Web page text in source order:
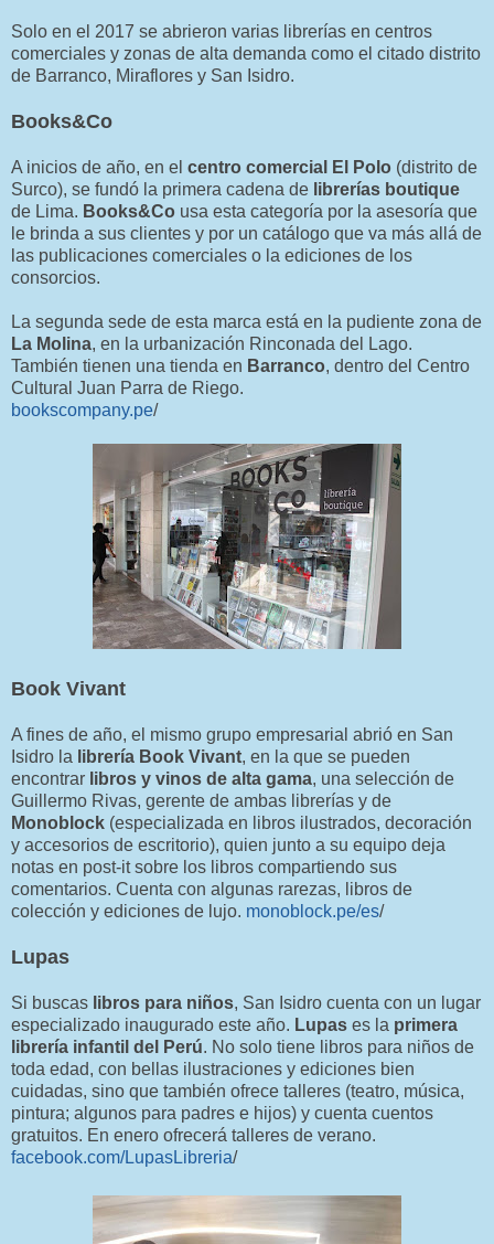
Solo en el 2017 se abrieron varias librerías en centros
comerciales y zonas de alta demanda como el citado distrito
de Barranco, Miraflores y San Isidro.
Books&Co
A inicios de año, en el centro comercial El Polo (distrito de
Surco), se fundó la primera cadena de librerías boutique
de Lima. Books&Co usa esta categoría por la asesoría que
le brinda a sus clientes y por un catálogo que va más allá de
las publicaciones comerciales o la ediciones de los
consorcios.
La segunda sede de esta marca está en la pudiente zona de
La Molina, en la urbanización Rinconada del Lago.
También tienen una tienda en Barranco, dentro del Centro
Cultural Juan Parra de Riego.
bookscompany.pe/
Book Vivant
A fines de año, el mismo grupo empresarial abrió en San
Isidro la librería Book Vivant, en la que se pueden
encontrar libros y vinos de alta gama, una selección de
Guillermo Rivas, gerente de ambas librerías y de
Monoblock (especializada en libros ilustrados, decoración
y accesorios de escritorio), quien junto a su equipo deja
notas en post-it sobre los libros compartiendo sus
comentarios. Cuenta con algunas rarezas, libros de
colección y ediciones de lujo. monoblock.pe/es/
Lupas
Si buscas libros para niños, San Isidro cuenta con un lugar
especializado inaugurado este año. Lupas es la primera
librería infantil del Perú. No solo tiene libros para niños de
toda edad, con bellas ilustraciones y ediciones bien
cuidadas, sino que también ofrece talleres (teatro, música,
pintura; algunos para padres e hijos) y cuenta cuentos
gratuitos. En enero ofrecerá talleres de verano.
facebook.com/LupasLibreria/